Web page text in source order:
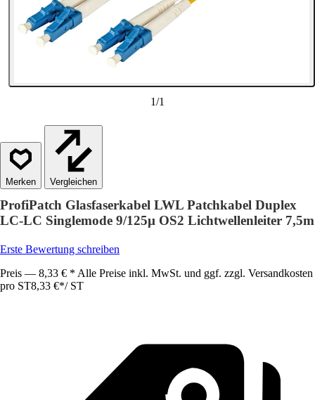
1/1
Vergleichen
ProfiPatch Glasfaserkabel LWL Patchkabel Duplex
LC-LC Singlemode 9/125µ OS2 Lichtwellenleiter 7,5m
Erste Bewertung schreiben
Preis — 8,33 € * Alle Preise inkl. MwSt. und ggf. zzgl. Versandkosten
pro ST8,33 €*/ ST